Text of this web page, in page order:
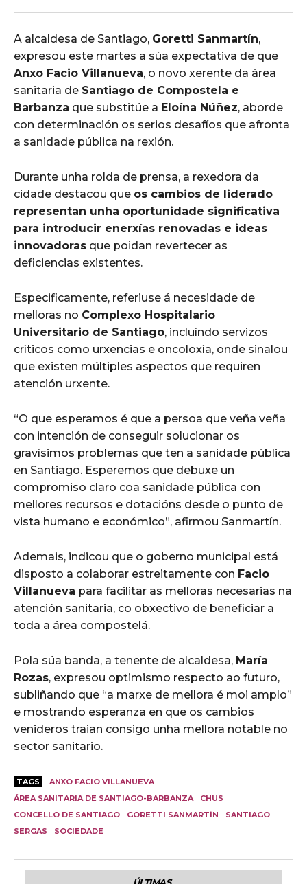
A alcaldesa de Santiago, Goretti Sanmartín,
expresou este martes a súa expectativa de que
Anxo Facio Villanueva, o novo xerente da área
sanitaria de Santiago de Compostela e
Barbanza que substitúe a Eloína Núñez, aborde
con determinación os serios desafíos que afronta
a sanidade pública na rexión.
Durante unha rolda de prensa, a rexedora da
cidade destacou que os cambios de liderado
representan unha oportunidade significativa
para introducir enerxías renovadas e ideas
innovadoras que poidan revertecer as
deficiencias existentes.
Especificamente, referiuse á necesidade de
melloras no Complexo Hospitalario
Universitario de Santiago, incluíndo servizos
críticos como urxencias e oncoloxía, onde sinalou
que existen múltiples aspectos que requiren
atención urxente.
“O que esperamos é que a persoa que veña veña
con intención de conseguir solucionar os
gravísimos problemas que ten a sanidade pública
en Santiago. Esperemos que debuxe un
compromiso claro coa sanidade pública con
mellores recursos e dotacións desde o punto de
vista humano e económico”, afirmou Sanmartín.
Ademais, indicou que o goberno municipal está
disposto a colaborar estreitamente con Facio
Villanueva para facilitar as melloras necesarias na
atención sanitaria, co obxectivo de beneficiar a
toda a área compostelá.
Pola súa banda, a tenente de alcaldesa, María
Rozas, expresou optimismo respecto ao futuro,
subliñando que “a marxe de mellora é moi amplo”
e mostrando esperanza en que os cambios
venideros traian consigo unha mellora notable no
sector sanitario.
TAGS
ANXO FACIO VILLANUEVA
ÁREA SANITARIA DE SANTIAGO-BARBANZA
CHUS
CONCELLO DE SANTIAGO
GORETTI SANMARTÍN
SANTIAGO
SERGAS
SOCIEDADE